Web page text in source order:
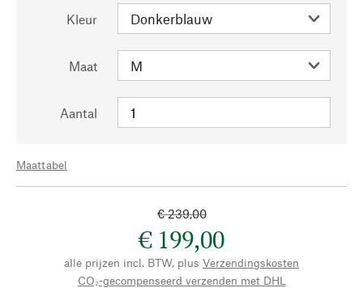
Kleur
Maat
Aantal
Maattabel
€ 239,00
€ 199,00
alle prijzen incl. BTW, plus Verzendingskosten
CO₂-gecompenseerd verzenden met DHL